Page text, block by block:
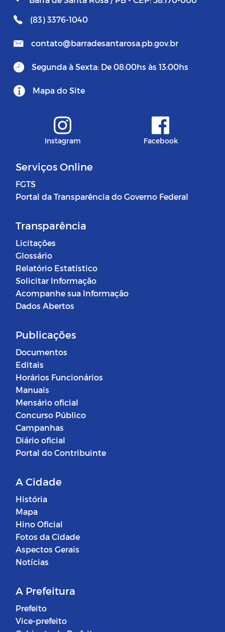
(83) 3376-1040
contato@barradesantarosa.pb.gov.br
Segunda à Sexta: De 08:00hs às 13:00hs
Mapa do Site
Instagram Facebook
Serviços Online
FGTS
Portal da Transparência do Governo Federal
Transparência
Licitações
Glossário
Relatório Estatístico
Solicitar Informação
Acompanhe sua Informação
Dados Abertos
Publicações
Documentos
Editais
Horários Funcionários
Manuais
Mensário oficial
Concurso Público
Campanhas
Diário oficial
Portal do Contribuinte
A Cidade
História
Mapa
Hino Oficial
Fotos da Cidade
Aspectos Gerais
Notícias
A Prefeitura
Prefeito
Vice-prefeito